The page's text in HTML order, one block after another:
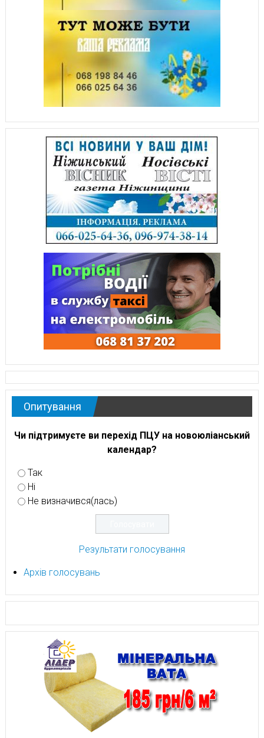
Опитування
Чи підтримуєте ви перехід ПЦУ на новоюліанський
календар?
Так
Ні
Не визначився(лась)
Результати голосування
Архів голосувань